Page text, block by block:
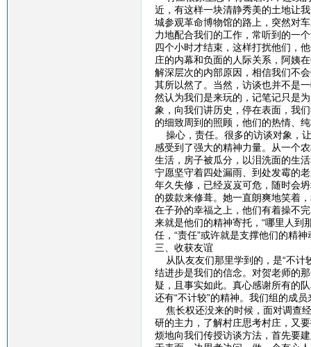
近，有这样一块清静秀美的土地让
城参观革命博物馆的路上，突然对
力地配合我们的工作，常听到的一
四个小时才结束，这样打扰他们，
庄的内幕和负面的人际关系，阿姨
解深层次的内部原因，相信我们不
其所以然了。当然，访谈也并不是
然认为我们是来玩的，记笔记只是
象，向我们讲历史，停在表面，我
的细致周到的照顾，他们的热情、
操心，责任。很多的访谈对象，
感受到了强大的精神力量。从一个
生活，房子被瓜分，以泪洗面的生
宁愿坚守着四处漏雨、到处发霉的
年久失修，已经岌岌可危，随时会
的拨款来修葺。她一直朗爽地笑着
在子孙的幸福之上，他们有着操不
来就是他们的精神寄托，“哪里人到
任，“责任”或许就是支撑他们的精神
三、收获友谊
从队友友们那里学到的，是“不计
结进步是我们的信念。对贺老师的
疑，且事实如此。真心感谢所有的
还有“不计较”的精神。我们组的成
焦长权还没来的时候，面对调查
研的主力，了解村庄思考村庄，又
烦地向我们传授访谈方法，首先要